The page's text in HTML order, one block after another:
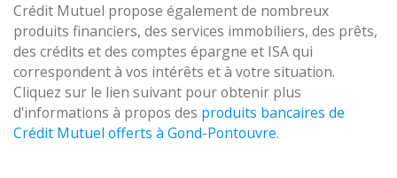
Crédit Mutuel propose également de nombreux
produits financiers, des services immobiliers, des prêts,
des crédits et des comptes épargne et ISA qui
correspondent à vos intérêts et à votre situation.
Cliquez sur le lien suivant pour obtenir plus
d'informations à propos des produits bancaires de
Crédit Mutuel offerts à Gond-Pontouvre.